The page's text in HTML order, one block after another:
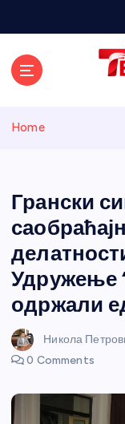
Home
Грански
Удружење
одржали
Никола
0 Comments